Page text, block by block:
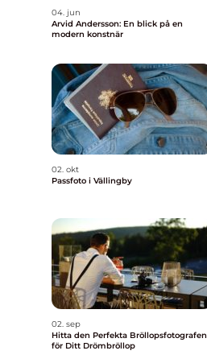
04. jun
Arvid Andersson: En blick på en
modern konstnär
02. okt
Passfoto i Vällingby
02. sep
Hitta den Perfekta Bröllopsfotografen
för Ditt Drömbröllop